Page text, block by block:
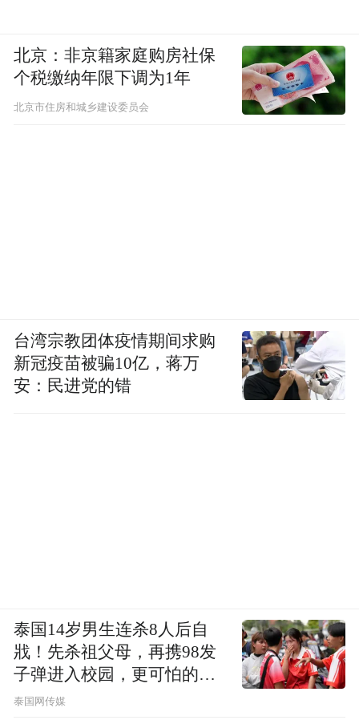
北京：非京籍家庭购房社保
个税缴纳年限下调为1年
北京市住房和城乡建设委员会
台湾宗教团体疫情期间求购
新冠疫苗被骗10亿，蒋万
安：民进党的错
泰国14岁男生连杀8人后自
戕！先杀祖父母，再携98发
子弹进入校园，更可怕的细
节公布了
泰国网传媒